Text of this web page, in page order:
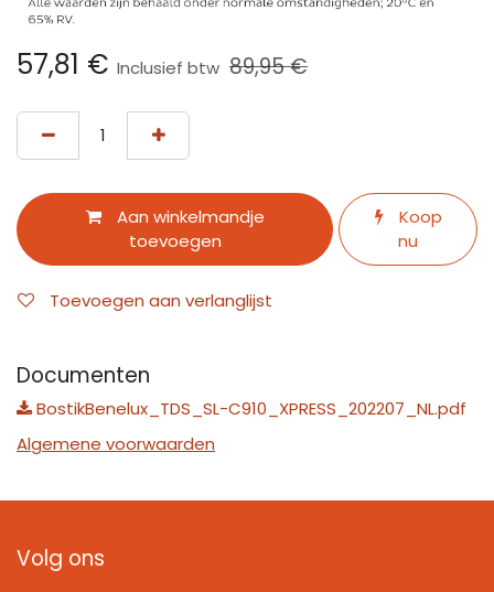
57,81 € Inclusief btw 89,95€
Aan winkelmandje
toevoegen
Koop
nu
Toevoegen aan verlanglijst
Documenten
BostikBenelux_TDS_SL-C910_XPRESS_202207_NL.pdf
Algemene voorwaarden
Volg ons